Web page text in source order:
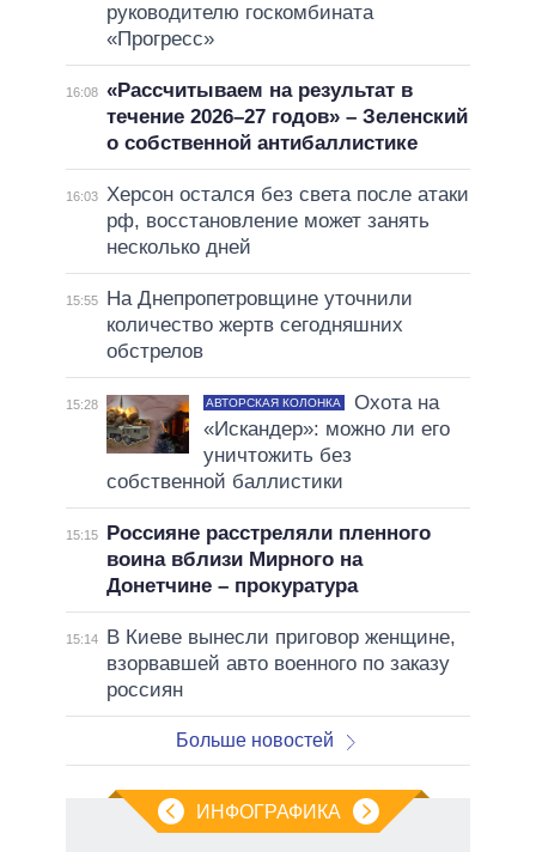
руководителю госкомбината
«Прогресс»
16:08 «Рассчитываем на результат в
течение 2026–27 годов» – Зеленский
о собственной антибаллистике
16:03 Херсон остался без света после атаки
рф, восстановление может занять
несколько дней
15:55
На Днепропетровщине уточнили
количество жертв сегодняшних
обстрелов
15:28 АВТОРСКАЯ КОЛОНКА
Охота на
«Искандер»: можно ли его
уничтожить без
собственной баллистики
15:15
Россияне расстреляли пленного
воина вблизи Мирного на
Донетчине – прокуратура
15:14
В Киеве вынесли приговор женщине,
взорвавшей авто военного по заказу
россиян
Больше новостей
ИНФОГРАФИКА